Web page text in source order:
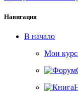
Навигация
В начало
Мои